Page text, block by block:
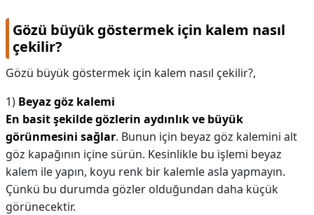
Gözü büyük göstermek için kalem nasıl
çekilir?
Gözü büyük göstermek için kalem nasıl çekilir?,
1) Beyaz göz kalemi
En basit şekilde gözlerin aydınlık ve büyük
görünmesini sağlar. Bunun için beyaz göz kalemini alt
göz kapağının içine sürün. Kesinlikle bu işlemi beyaz
kalem ile yapın, koyu renk bir kalemle asla yapmayın.
Çünkü bu durumda gözler olduğundan daha küçük
görünecektir.